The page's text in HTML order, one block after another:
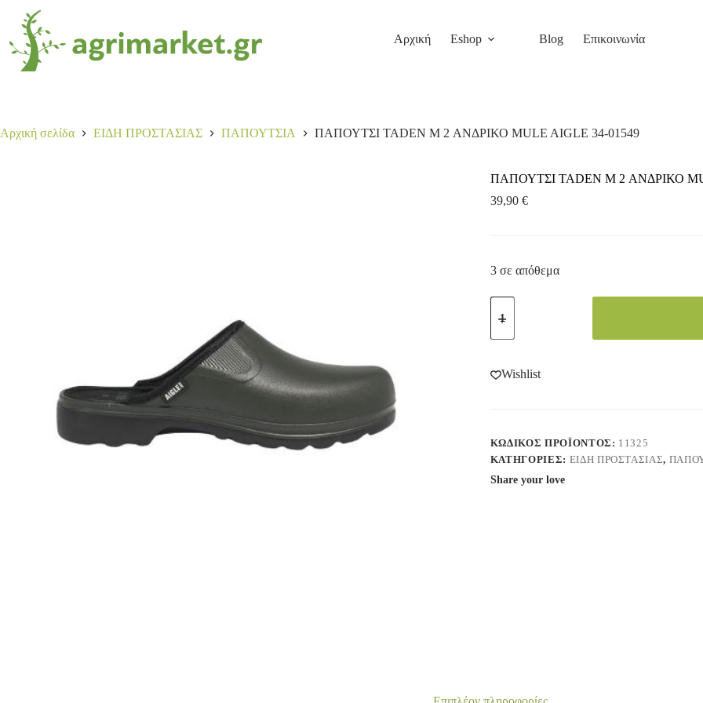
39,90 3 σε απόθεμα
Αρχική Eshop Blog Επικοινωνία
Αρχική σελίδα ΕΙΔΗ ΠΡΟΣΤΑΣΙΑΣ ΠΑΠΟΥΤΣΙΑ ΠΑΠΟΥΤΣΙ TADEN M 2 ΑΝΔΡΙΚΟ MULE AIGLE 34-01549
ΠΑΠΟΥΤΣΙ TADEN M 2 ΑΝΔΡΙΚΟ
39,90 €
3 σε απόθεμα
Wishlist
ΚΩΔΙΚΌΣ ΠΡΟΪΌΝΤΟΣ: 11325
ΚΑΤΗΓΟΡΊΕΣ: ΕΙΔΗ ΠΡΟΣΤΑΣΙΑΣ,
Share your love